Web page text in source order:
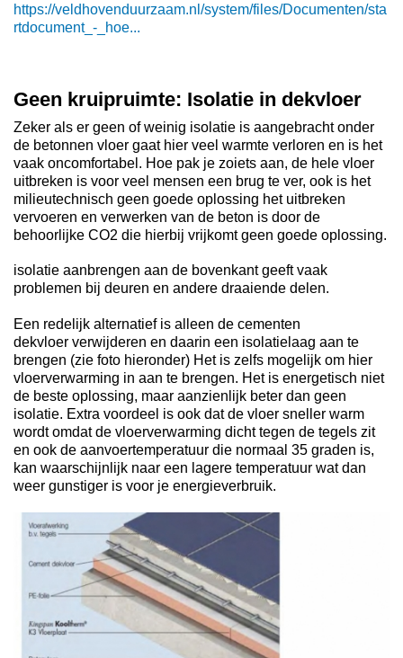
https://veldhovenduurzaam.nl/system/files/Documenten/sta
rtdocument_-_hoe...
Geen kruipruimte: Isolatie in dekvloer
Zeker als er geen of weinig isolatie is aangebracht onder
de betonnen vloer gaat hier veel warmte verloren en is het
vaak oncomfortabel. Hoe pak je zoiets aan, de hele vloer
uitbreken is voor veel mensen een brug te ver, ook is het
milieutechnisch geen goede oplossing het uitbreken
vervoeren en verwerken van de beton is door de
behoorlijke CO2 die hierbij vrijkomt geen goede oplossing.
isolatie aanbrengen aan de bovenkant geeft vaak
problemen bij deuren en andere draaiende delen.
Een redelijk alternatief is alleen de cementen
dekvloer verwijderen en daarin een isolatielaag aan te
brengen (zie foto hieronder) Het is zelfs mogelijk om hier
vloerverwarming in aan te brengen. Het is energetisch niet
de beste oplossing, maar aanzienlijk beter dan geen
isolatie. Extra voordeel is ook dat de vloer sneller warm
wordt omdat de vloerverwarming dicht tegen de tegels zit
en ook de aanvoertemperatuur die normaal 35 graden is,
kan waarschijnlijk naar een lagere temperatuur wat dan
weer gunstiger is voor je energieverbruik.